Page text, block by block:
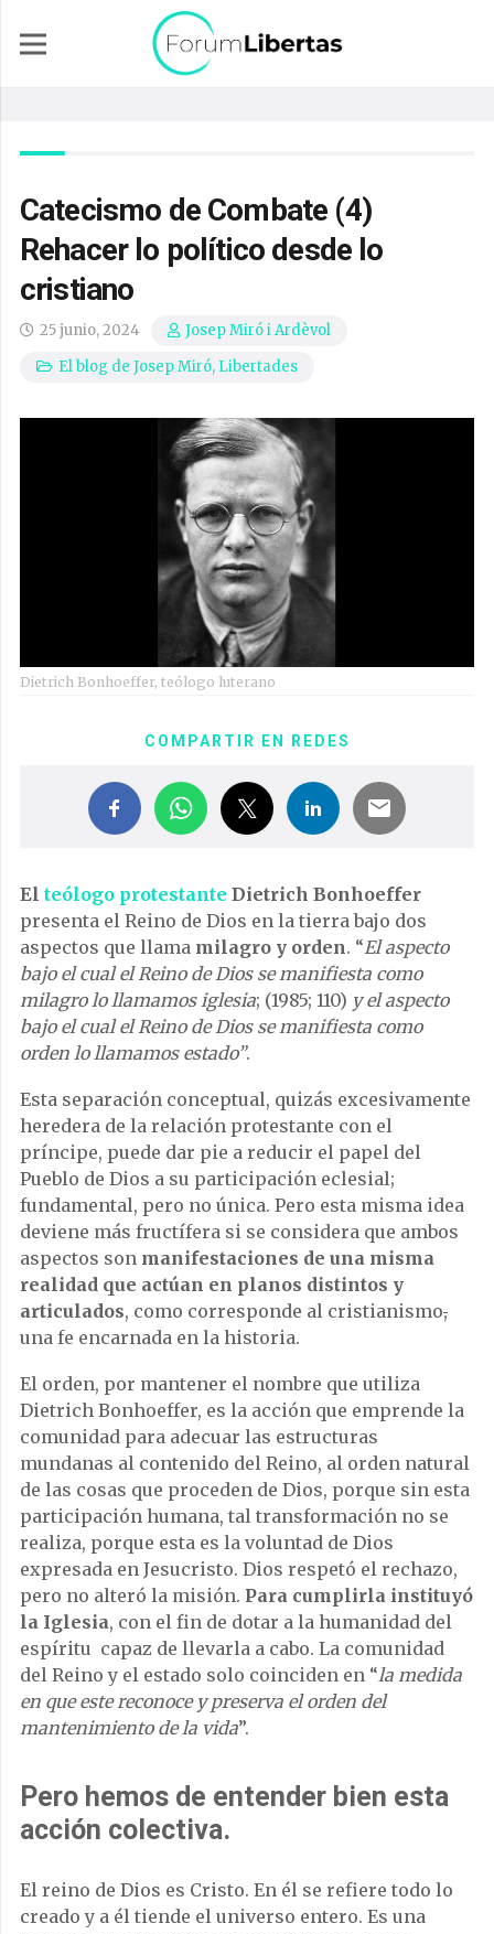
Catecismo de Combate (4)
Rehacer lo político desde lo
cristiano
25 junio, 2024
Josep Miró i Ardèvol
El blog de Josep Miró, Libertades
Dietrich Bonhoeffer, teólogo luterano
COMPARTIR EN REDES
El teólogo protestante Dietrich Bonhoeffer
presenta el Reino de Dios en la tierra bajo dos
aspectos que llama milagro y orden. “El aspecto
bajo el cual el Reino de Dios se manifiesta como
milagro lo llamamos iglesia; (1985; 110) y el aspecto
bajo el cual el Reino de Dios se manifiesta como
orden lo llamamos estado”.
Esta separación conceptual, quizás excesivamente
heredera de la relación protestante con el
príncipe, puede dar pie a reducir el papel del
Pueblo de Dios a su participación eclesial;
fundamental, pero no única. Pero esta misma idea
deviene más fructífera si se considera que ambos
aspectos son manifestaciones de una misma
realidad que actúan en planos distintos y
articulados, como corresponde al cristianismo,
una fe encarnada en la historia.
El orden, por mantener el nombre que utiliza
Dietrich Bonhoeffer, es la acción que emprende la
comunidad para adecuar las estructuras
mundanas al contenido del Reino, al orden natural
de las cosas que proceden de Dios, porque sin esta
participación humana, tal transformación no se
realiza, porque esta es la voluntad de Dios
expresada en Jesucristo. Dios respetó el rechazo,
pero no alteró la misión. Para cumplirla instituyó
la Iglesia, con el fin de dotar a la humanidad del
espíritu capaz de llevarla a cabo. La comunidad
del Reino y el estado solo coinciden en “la medida
en que este reconoce y preserva el orden del
mantenimiento de la vida”.
Pero hemos de entender bien esta
acción colectiva.
El reino de Dios es Cristo. En él se refiere todo lo
creado y a él tiende el universo entero. Es una